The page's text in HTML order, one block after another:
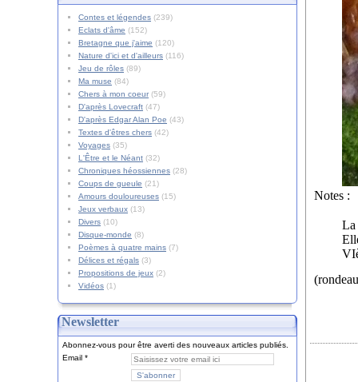
Contes et légendes (239)
Eclats d'âme (152)
Bretagne que j'aime (120)
Nature d'ici et d'ailleurs (116)
Jeu de rôles (89)
Ma muse (84)
Chers à mon coeur (59)
D'après Lovecraft (47)
D'après Edgar Alan Poe (43)
Textes d'êtres chers (42)
Voyages (35)
L'Être et le Néant (32)
Chroniques héossiennes (28)
Coups de gueule (21)
Amours douloureuses (15)
Jeux verbaux (13)
Divers (10)
Disque-monde (8)
Poèmes à quatre mains (7)
Délices et régals (3)
Propositions de jeux (2)
Vidéos (1)
Newsletter
Abonnez-vous pour être averti des nouveaux articles publiés.
Email
Notes :
La